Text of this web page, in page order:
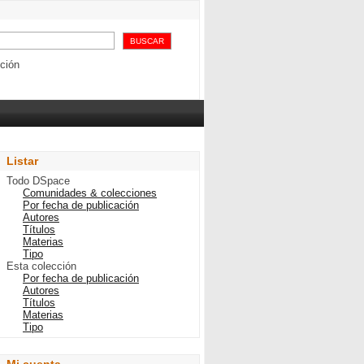
la carne de vacuno
Listar
Todo DSpace
Comunidades & colecciones
Por fecha de publicación
Autores
Títulos
Materias
Tipo
Esta colección
Por fecha de publicación
Autores
Títulos
Materias
Tipo